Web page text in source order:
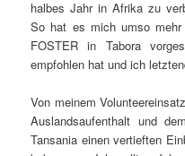
halbes Jahr in Afrika zu
So hat es mich umso
FOSTER in Tabora
empfohlen hat und ich
Von meinem
Auslandsaufenthalt und
Tansania einen vertieften